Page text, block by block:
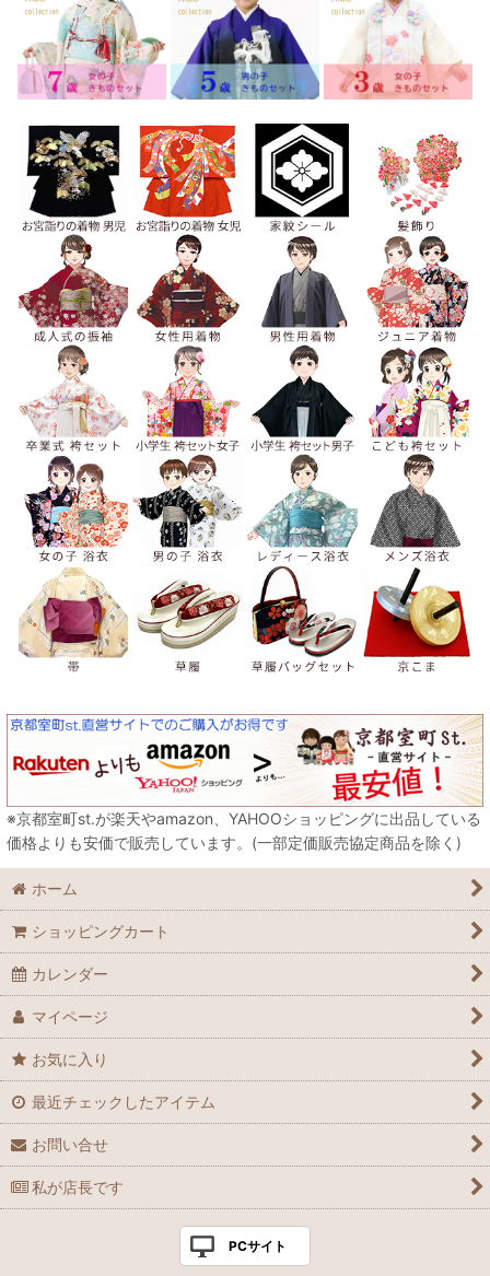
※京都室町st.が楽天やamazon、YAHOOショッピングに出品している
価格よりも安価で販売しています。(一部定価販売協定商品を除く)
ホーム
ショッピングカート
カレンダー
マイページ
お気に入り
最近チェックしたアイテム
お問い合せ
私が店長です
PCサイト